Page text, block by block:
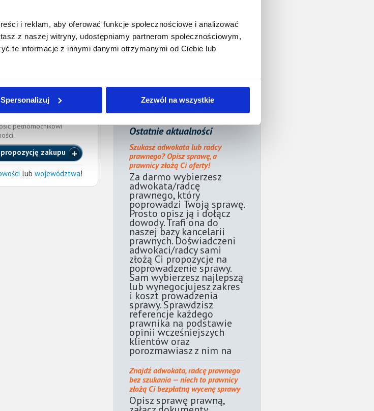
i reklam, aby oferować funkcje społecznościowe i analizować
z naszej witryny, udostępniamy partnerom społecznościowym,
te informacje z innymi danymi otrzymanymi od Ciebie lub
Spersonalizuj Zezwól na wszystkie
Adwokat
pełnomocnika
pełnomocnikowi
zakupu
lub województwa!
Ostatnie aktualności
Szukasz adwokata lub radcy
prawnego? Opisz sprawę, a
prawnicy złożą Ci oferty!
Za darmo wybierzesz
adwokata/radcę
prawnego, który
poprowadzi Twoją sprawę.
Prosto opisz ją i dołącz
dowody. Trafi ona do
naszej bazy kancelarii
prawnych. Doświadczeni
adwokaci/radcy sami
złożą Ci propozycje na
poprowadzenie sprawy.
Sam wybierzesz najlepszą
lub wynegocjujesz zakres
i koszt prowadzenia
sprawy. Sprawdzisz
referencje każdego
prawnika na podstawie
opinii wcześniejszych
klientów oraz
porozmawiasz z nim na
Znajdź adwokata, radcę prawnego
bez szukania — niech to prawnicy
złożą Ci bezpłatną wycenę sprawy
Opisz sprawę prawną,